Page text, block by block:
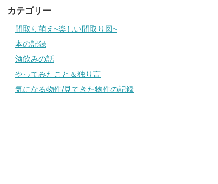
カテゴリー
間取り萌え~楽しい間取り図~
本の記録
酒飲みの話
やってみたこと＆独り言
気になる物件/見てきた物件の記録